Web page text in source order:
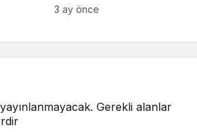
Yatacak?
3 ay önce
Gerekli alanlar